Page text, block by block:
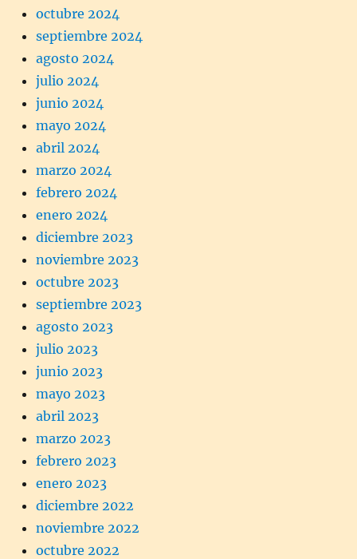
octubre 2024
septiembre 2024
agosto 2024
julio 2024
junio 2024
mayo 2024
abril 2024
marzo 2024
febrero 2024
enero 2024
diciembre 2023
noviembre 2023
octubre 2023
septiembre 2023
agosto 2023
julio 2023
junio 2023
mayo 2023
abril 2023
marzo 2023
febrero 2023
enero 2023
diciembre 2022
noviembre 2022
octubre 2022